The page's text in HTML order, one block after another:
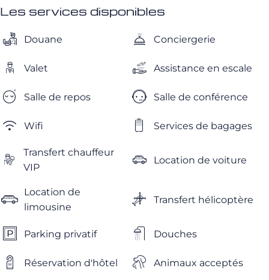
Les services disponibles
Douane Conciergerie
Valet Assistance en escale
Salle de repos Salle de conférence
Wifi Services de bagages
Transfert chauffeur
VIP
Location de voiture
Location de
limousine
Transfert hélicoptère
Parking privatif Douches
Réservation d'hôtel Animaux acceptés